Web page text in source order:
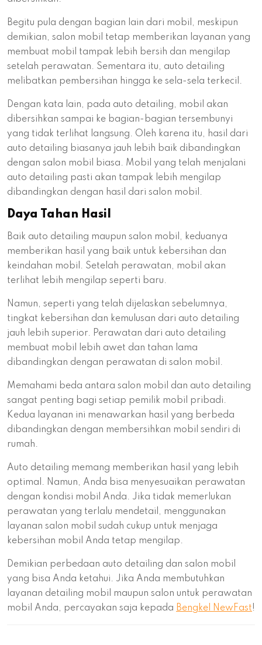
Begitu pula dengan bagian lain dari mobil, meskipun
demikian, salon mobil tetap memberikan layanan yang
membuat mobil tampak lebih bersih dan mengilap
setelah perawatan. Sementara itu, auto detailing
melibatkan pembersihan hingga ke sela-sela terkecil.
Dengan kata lain, pada auto detailing, mobil akan
dibersihkan sampai ke bagian-bagian tersembunyi
yang tidak terlihat langsung. Oleh karena itu, hasil dari
auto detailing biasanya jauh lebih baik dibandingkan
dengan salon mobil biasa. Mobil yang telah menjalani
auto detailing pasti akan tampak lebih mengilap
dibandingkan dengan hasil dari salon mobil.
Daya Tahan Hasil
Baik auto detailing maupun salon mobil, keduanya
memberikan hasil yang baik untuk kebersihan dan
keindahan mobil. Setelah perawatan, mobil akan
terlihat lebih mengilap seperti baru.
Namun, seperti yang telah dijelaskan sebelumnya,
tingkat kebersihan dan kemulusan dari auto detailing
jauh lebih superior. Perawatan dari auto detailing
membuat mobil lebih awet dan tahan lama
dibandingkan dengan perawatan di salon mobil.
Memahami beda antara salon mobil dan auto detailing
sangat penting bagi setiap pemilik mobil pribadi.
Kedua layanan ini menawarkan hasil yang berbeda
dibandingkan dengan membersihkan mobil sendiri di
rumah.
Auto detailing memang memberikan hasil yang lebih
optimal. Namun, Anda bisa menyesuaikan perawatan
dengan kondisi mobil Anda. Jika tidak memerlukan
perawatan yang terlalu mendetail, menggunakan
layanan salon mobil sudah cukup untuk menjaga
kebersihan mobil Anda tetap mengilap.
Demikian perbedaan auto detailing dan salon mobil
yang bisa Anda ketahui. Jika Anda membutuhkan
layanan detailing mobil maupun salon untuk perawatan
mobil Anda, percayakan saja kepada Bengkel NewFast!